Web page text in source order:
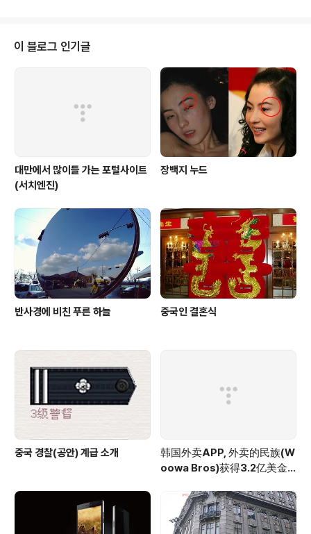
이 블로그 인기글
대만에서 많이들 가는 포털사이트
(서치엔진)
장백지 누드
반사경에 비친 푸른 하늘 중국인 결혼식
중국 경찰(공안) 계급 소개
韩国外卖APP, 外卖的民族(W
oowa Bros)获得3.2亿美金